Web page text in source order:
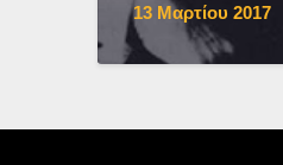
13 Μαρτίου 2017